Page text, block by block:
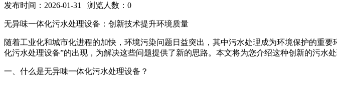
发布时间：2026-01-31 浏览人数： 0
无异味一体化污水处理设备：创新技术提升环境质量
随着工业化和城市化进程的加快，环境污染问题日益突出，其中污水处理成为环境保护的重
化污水处理设备”的出现，为解决这些问题提供了新的思路。本文将为您介绍这种创新的污水
一、什么是无异味一体化污水处理设备？